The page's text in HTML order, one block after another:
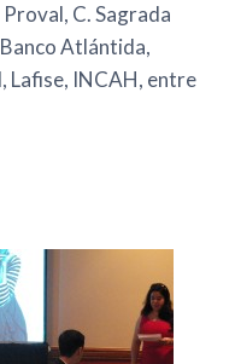
C. Sagrada
Atlántida,
Lafise, INCAH, entre